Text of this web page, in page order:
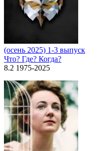
(осень 2025) 1-3 выпуск
Что? Где? Когда?
8.2 1975-2025